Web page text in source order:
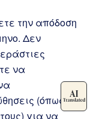
την απόδοση
Δεν
να
(όπως
για να